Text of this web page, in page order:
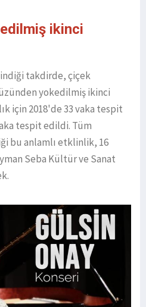
ikinci
takdirde, çiçek
yokedilmiş ikinci
için 2018'de 33 vaka tespit
tespit edildi. Tüm
bu anlamlı etklinlik, 16
Seba Kültür ve Sanat